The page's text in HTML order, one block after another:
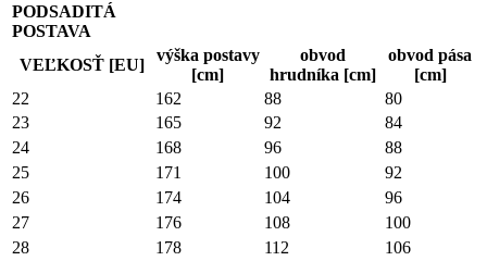
PODSADITÁ
POSTAVA
VEĽKOSŤ [EU]
výška postavy
[cm]
obvod
hrudníka [cm]
obvod pása
[cm]
22
162 88
80
23
165 92
84
24
168 96
88
25
171 100
92
26
174 104
96
27
176 108
100
28
178 112
106